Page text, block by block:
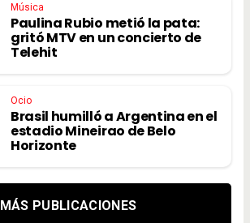
Música
Paulina Rubio metió la pata:
gritó MTV en un concierto de
Telehit
Ocio
Brasil humilló a Argentina en el
estadio Mineirao de Belo
Horizonte
MÁS PUBLICACIONES